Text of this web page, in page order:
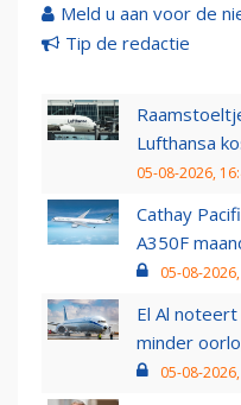
Meld u aan voor de
Tip de redactie
Lufthansa
05-08-2026,
Cathay
A350F
05-08-
El Al
minder
05-08-